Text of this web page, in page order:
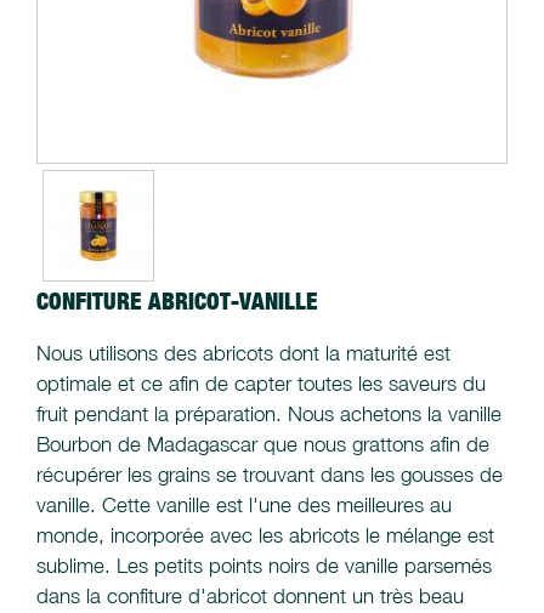
CONFITURE ABRICOT-VANILLE
Nous utilisons des abricots dont la maturité est
optimale et ce afin de capter toutes les saveurs du
fruit pendant la préparation. Nous achetons la vanille
Bourbon de Madagascar que nous grattons afin de
récupérer les grains se trouvant dans les gousses de
vanille. Cette vanille est l'une des meilleures au
monde, incorporée avec les abricots le mélange est
sublime. Les petits points noirs de vanille parsemés
dans la confiture d'abricot donnent un très beau